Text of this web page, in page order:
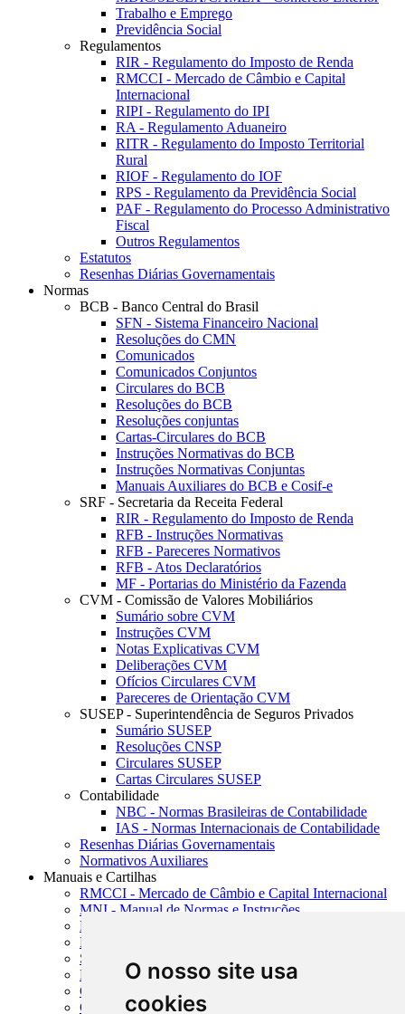
O nosso site usa
cookies
Trabalho e Emprego
Previdência Social
Regulamentos
RIR - Regulamento do Imposto de Renda
RMCCI - Mercado de Câmbio e Capital
Internacional
RIPI - Regulamento do IPI
RA - Regulamento Aduaneiro
RITR - Regulamento do Imposto Territorial
Rural
RIOF - Regulamento do IOF
RPS - Regulamento da Previdência Social
PAF - Regulamento do Processo Administrativo
Fiscal
Outros Regulamentos
Estatutos
Resenhas Diárias Governamentais
Normas
BCB - Banco Central do Brasil
SFN - Sistema Financeiro Nacional
Resoluções do CMN
Comunicados
Comunicados Conjuntos
Circulares do BCB
Resoluções do BCB
Resoluções conjuntas
Cartas-Circulares do BCB
Instruções Normativas do BCB
Instruções Normativas Conjuntas
Manuais Auxiliares do BCB e Cosif-e
SRF - Secretaria da Receita Federal
RIR - Regulamento do Imposto de Renda
RFB - Instruções Normativas
RFB - Pareceres Normativos
RFB - Atos Declaratórios
MF - Portarias do Ministério da Fazenda
CVM - Comissão de Valores Mobiliários
Sumário sobre CVM
Instruções CVM
Notas Explicativas CVM
Deliberações CVM
Ofícios Circulares CVM
Pareceres de Orientação CVM
SUSEP - Superintendência de Seguros Privados
Sumário SUSEP
Resoluções CNSP
Circulares SUSEP
Cartas Circulares SUSEP
Contabilidade
NBC - Normas Brasileiras de Contabilidade
IAS - Normas Internacionais de Contabilidade
Resenhas Diárias Governamentais
Normativos Auxiliares
Manuais e Cartilhas
RMCCI - Mercado de Câmbio e Capital Internacional
MNI - Manual de Normas e Instruções
MTVM - Manual de Títulos e Valores Mobiliários
MCR - Manual de Crédito Rural
SISORF - Manual de Organização do SFN
MASUP - Manual de Supervisão Bancária
CADOC - Catálogo de Documentos
CNAE-CONCLA - Classificação Nacional de